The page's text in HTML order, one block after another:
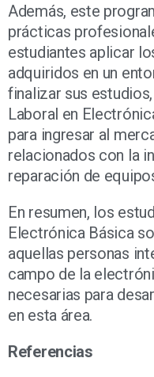
Además, este
prácticas
estudiantes aplicar
adquiridos en un
finalizar sus
Laboral en
para ingresar al
relacionados con la
reparación de
En resumen, los
Electrónica Básica
aquellas personas
campo de la
necesarias para
en esta área.
Referencias